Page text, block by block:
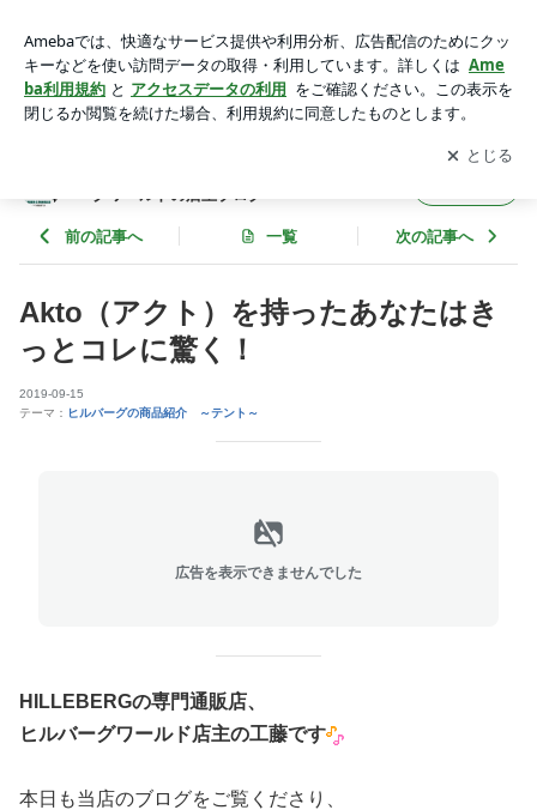
ーグ(HILLEBERG) 通販店舗 ヒルバーグワールドの店主ブ
ログ
アプリをダウンロードして ブログの更新通知
を受け取りまし
ょう。
開く
ーグワールドの店主ブログ
前の記事へ 一覧 次の記事へ
Akto（アクト）を持ったあなたはき
っとコレに驚く！
2019-09-15
テーマ： ヒルバーグの商品紹介 ～テント～
広告を表示できませんでした
HILLEBERGの専門通販店、
ヒルバーグワールド店主の工藤です
本日も当店のブログをご覧くださり、